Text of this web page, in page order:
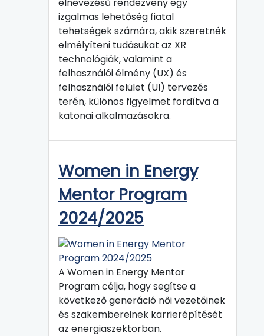
izgalmas lehetőség fiatal
tehetségek számára, akik szeretnék
elmélyíteni tudásukat az XR
technológiák, valamint a
felhasználói élmény (UX) és
felhasználói felület (UI) tervezés
terén, különös figyelmet fordítva a
katonai alkalmazásokra.
Women in Energy
Mentor Program
2024/2025
A Women in Energy Mentor
Program célja, hogy segítse a
következő generáció női vezetőinek
és szakembereinek karrierépítését
az energiaszektorban.